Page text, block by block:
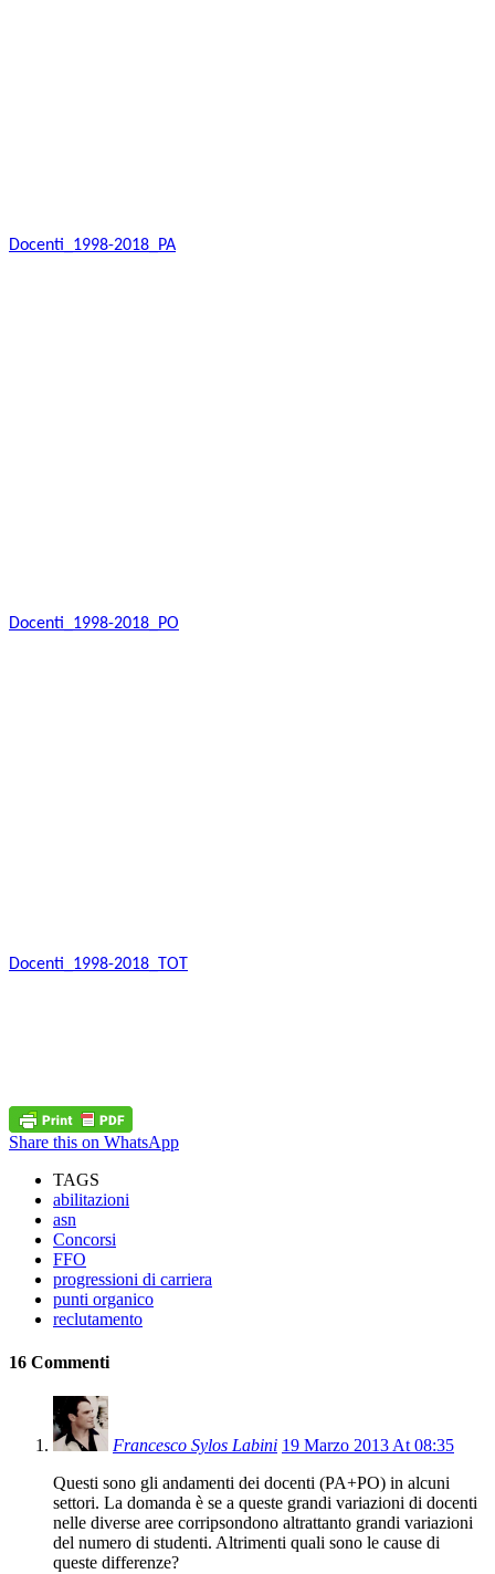
Docenti_1998-2018_PA
Docenti_1998-2018_PO
Docenti_1998-2018_TOT
Share this on WhatsApp
TAGS
abilitazioni
asn
Concorsi
FFO
progressioni di carriera
punti organico
reclutamento
16 Commenti
Francesco Sylos Labini 19 Marzo 2013 At 08:35
Questi sono gli andamenti dei docenti (PA+PO) in alcuni
settori. La domanda è se a queste grandi variazioni di docenti
nelle diverse aree corripsondono altrattanto grandi variazioni
del numero di studenti. Altrimenti quali sono le cause di
queste differenze?